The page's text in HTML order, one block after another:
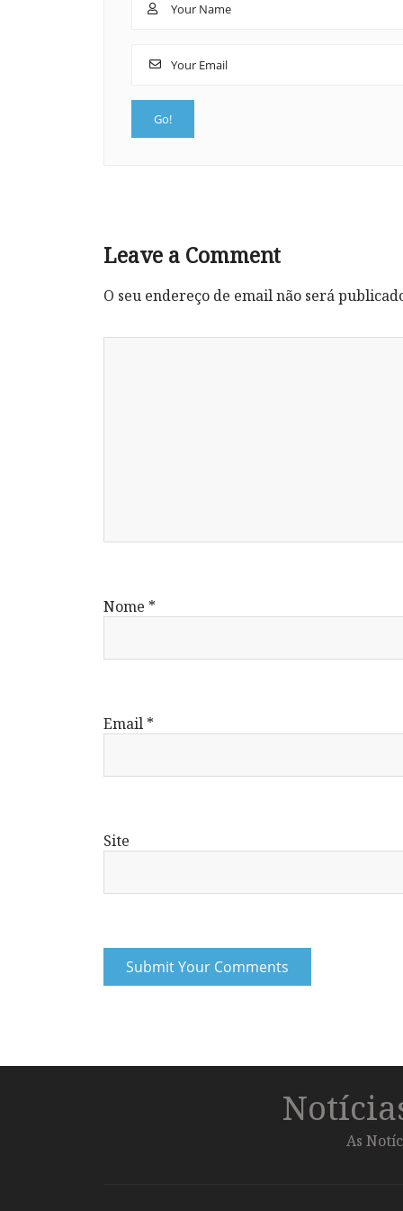
Leave a Comment
O seu endereço de email não será
Nome *
Email *
Site
As